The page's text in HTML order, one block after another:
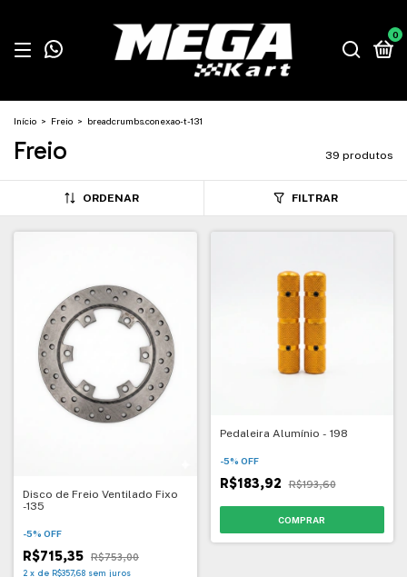
0
Início > Freio > breadcrumbs.conexao-t-131
Freio 39 produtos
ORDENAR FILTRAR
Disco de Freio Ventilado Fixo
-135
-5% OFF
R$715,35 R$753,00
2 x de R$357,68 sem juros
Pedaleira Alumínio - 198
-5% OFF
R$183,92 R$193,60